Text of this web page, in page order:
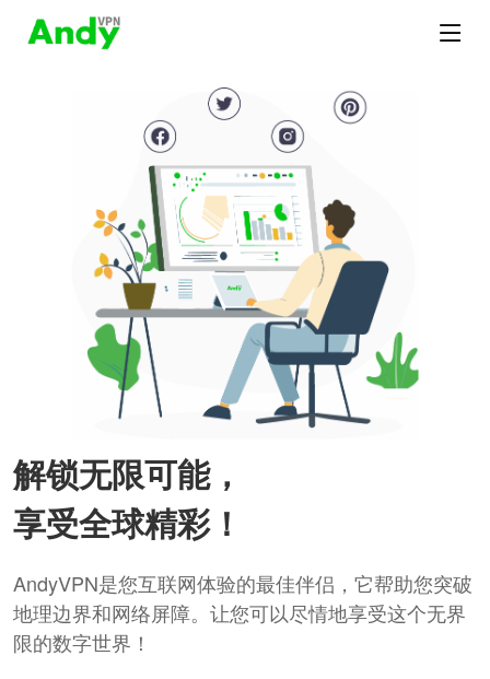
解锁无限可能，
享受全球精彩！
AndyVPN是您互联网体验的最佳伴侣，它帮助您突破
地理边界和网络屏障。让您可以尽情地享受这个无界
限的数字世界！